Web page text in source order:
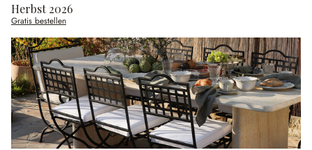
Herbst 2026
Gratis bestellen